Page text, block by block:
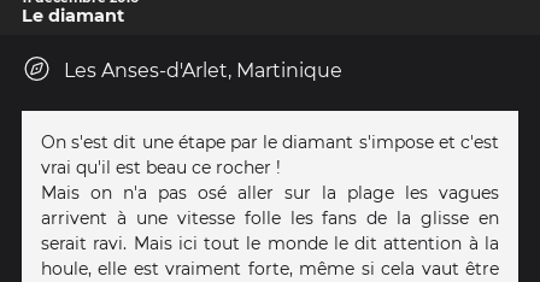
Le diamant
Les Anses-d'Arlet, Martinique
On s'est dit une étape par le diamant s'impose et c'est
vrai qu'il est beau ce rocher !
Mais on n'a pas osé aller sur la plage les vagues
arrivent à une vitesse folle les fans de la glisse en
serait ravi. Mais ici tout le monde le dit attention à la
houle, elle est vraiment forte, même si cela vaut être